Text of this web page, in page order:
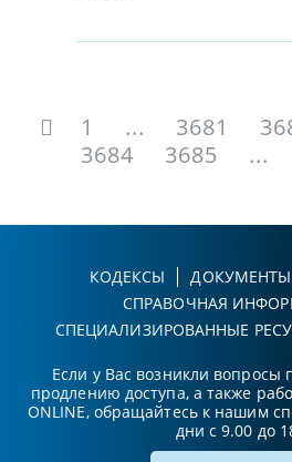
1 ... 3681
3684
3685 ...
КОДЕКСЫ
СПРАВОЧНАЯ
СПЕЦИАЛИЗИРОВАННЫЕ
Если у Вас возникли вопросы
продлению доступа, а также
ONLINE, обращайтесь к нашим
дни с 9.00 до